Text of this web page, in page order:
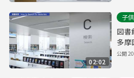
02:02
子
図書
多摩
公開